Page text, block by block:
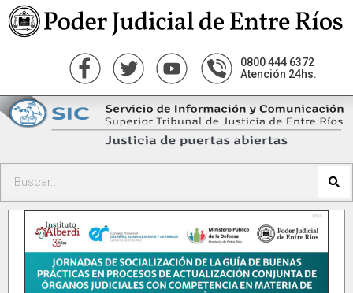
0800 444 6372
Atención 24hs.